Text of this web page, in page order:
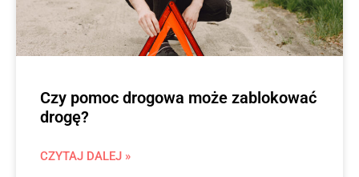
Czy pomoc drogowa może zablokować
drogę?
CZYTAJ DALEJ »